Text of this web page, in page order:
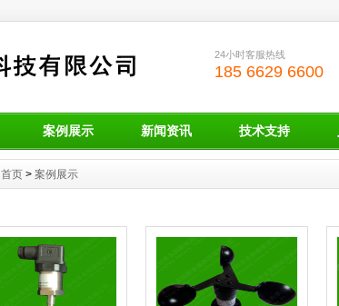
24小时客服热线
185 6629 6600
案例展示 新闻资讯 技术支持
首页 > 案例展示